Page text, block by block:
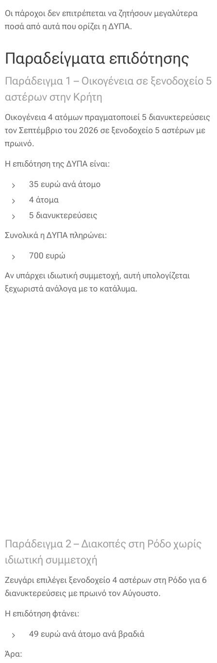
Οι πάροχοι δεν επιτρέπεται να ζητήσουν μεγαλύτερα
ποσά από αυτά που ορίζει η ΔΥΠΑ.
Παραδείγματα επιδότησης
Παράδειγμα 1 – Οικογένεια σε ξενοδοχείο 5
αστέρων στην Κρήτη
Οικογένεια 4 ατόμων πραγματοποιεί 5 διανυκτερεύσεις
τον Σεπτέμβριο του 2026 σε ξενοδοχείο 5 αστέρων με
πρωινό.
Η επιδότηση της ΔΥΠΑ είναι:
35 ευρώ ανά άτομο
4 άτομα
5 διανυκτερεύσεις
Συνολικά η ΔΥΠΑ πληρώνει:
700 ευρώ
Αν υπάρχει ιδιωτική συμμετοχή, αυτή υπολογίζεται
ξεχωριστά ανάλογα με το κατάλυμα.
Παράδειγμα 2 – Διακοπές στη Ρόδο χωρίς
ιδιωτική συμμετοχή
Ζευγάρι επιλέγει ξενοδοχείο 4 αστέρων στη Ρόδο για 6
διανυκτερεύσεις με πρωινό τον Αύγουστο.
Η επιδότηση φτάνει:
49 ευρώ ανά άτομο ανά βραδιά
Άρα: